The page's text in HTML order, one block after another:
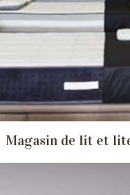
Magasin de lit et